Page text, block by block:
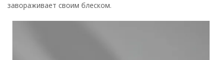
завораживает своим блеском.